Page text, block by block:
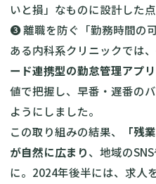
いと損」なものに設計した点
❸ 離職を防ぐ「勤務時間の
ある内科系クリニックでは、
ード連携型の勤怠管理アプリ
値で把握し、早番・遅番の
ようにしました。
この取り組みの結果、
「残
が自然に広まり、地域の
に。2024年後半には、求人